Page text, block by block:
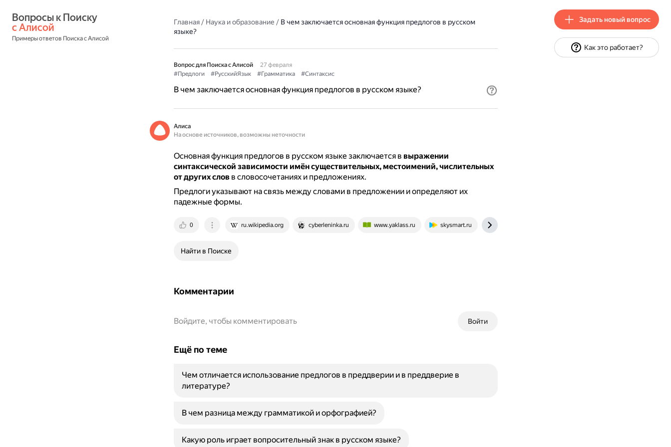
с Алисой
Примеры ответов Поиска с Алисой
Главная/ Наука и образование / В чем заключается основная функция предлогов в русском
языке?
Вопрос для Поиска с Алисой
27 февраля
#Предлоги
#РусскийЯзык #Грамматика #Синтаксис
В чем заключается основная функция предлогов в русском языке?
Алиса
На основе источников, возможны неточности
Основная функция предлогов в русском языке заключается в выражении
синтаксической зависимости имён существительных, местоимений, числительных
от других словв словосочетаниях и предложениях.
Предлоги указывают на связь между словами в предложении и определяют их
падежные формы.
0 ru.wikipedia.org cyberleninka.ru www.yaklass.ru skysmart.ru
Найти в Поиске
Комментарии
Войти
Войдите, чтобы комментировать
Ещё по теме
Чем отличается использование предлогов в преддверии и в преддверие в
литературе?
В чем разница между грамматикой и орфографией?
Какую роль играет вопросительный знак в русском языке?
Задать новый вопрос
Как это работает?